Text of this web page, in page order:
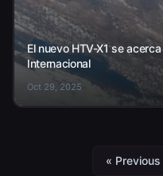
El nuevo HTV-X1 se
Internacional
Oct 29, 2025
« Previous